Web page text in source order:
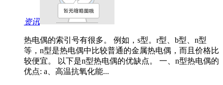
资讯
热电偶的索引号有很多。 例如，s型。r型、b型、n型
等，n型是热电偶中比较普通的金属热电偶，而且价格比
较便宜。 以下是n型热电偶的优缺点。 一、n型热电偶的
优点: a、高温抗氧化能...